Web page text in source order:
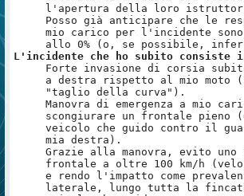
l'apertura della loro
Posso già anticipare che le
mio carico per l'incidente
allo 0% (o, se possibile,
L'incidente che ho subito consiste
Forte invasione di corsia
a destra rispetto al mio moto
"taglio della curva").
Manovra di emergenza a mio
scongiurare un frontale
veicolo che guido contro il
mia destra).
Grazie alla manovra, evito uno
frontale a oltre 100 km/h
e rendo l'impatto come
laterale, lungo tutta la